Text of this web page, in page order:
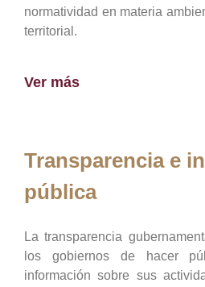
normatividad en materia
territorial.
Ver más
Transparencia e
pública
La transparencia
los gobiernos de hacer
información sobre sus